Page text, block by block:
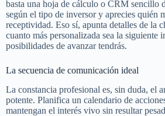
basta una hoja de cálculo o CRM sencillo
según el tipo de inversor y aprecies quién
receptividad. Eso sí, apunta detalles de la
cuanto más personalizada sea la siguiente
posibilidades de avanzar tendrás.
La secuencia de comunicación ideal
La constancia profesional es, sin duda, el
potente. Planifica un calendario de
mantengan el interés vivo sin resultar